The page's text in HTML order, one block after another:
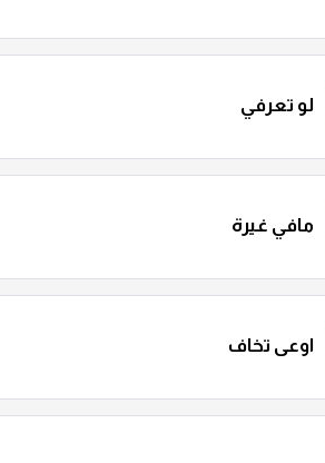
لو تعرفي
مافي غيرة
اوعى تخاف